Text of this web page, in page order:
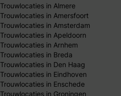
Trouwlocaties in Almere
Trouwlocaties in Amersfoort
Trouwlocaties in Amsterdam
Trouwlocaties in Apeldoorn
Trouwlocaties in Arnhem
Trouwlocaties in Breda
Trouwlocaties in Den Haag
Trouwlocaties in Eindhoven
Trouwlocaties in Enschede
Trouwlocaties in Groningen